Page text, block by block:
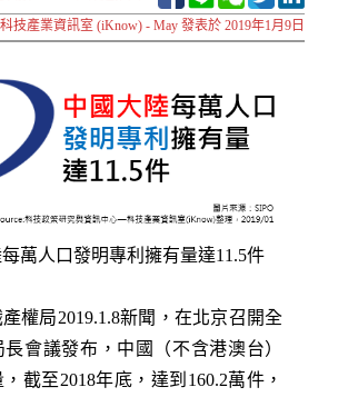
科技產業資訊室 (iKnow) - May 發表於 2019年1月9日
萬人口發明專利擁有量達11.5件
權局2019.1.8新聞，在北京召開全
會議發布，中國（不含港澳台）
截至2018年底，達到160.2萬件，